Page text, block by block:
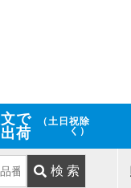
で
荷
（土日祝除
く）